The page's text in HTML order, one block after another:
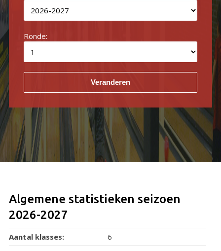
Ronde:
Algemene statistieken seizoen
2026-2027
Aantal klasses:
6